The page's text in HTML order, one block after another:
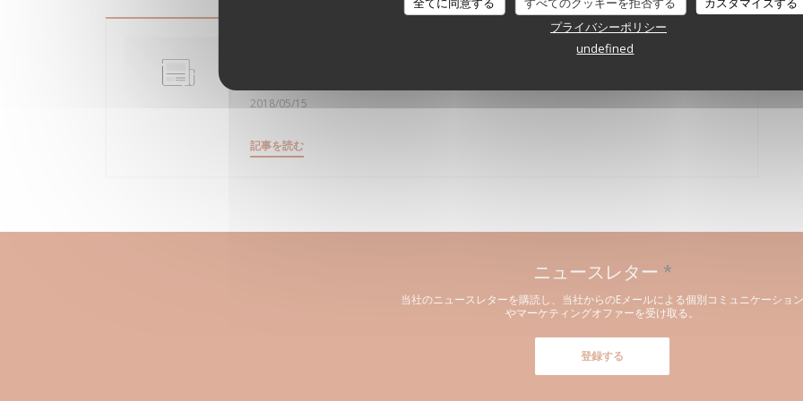
プライバシーポリシー
undefined
Clichy-sous-Bois : après l’école Thierry Marx, le
2018/05/15
記事を読む((新しいウィンドウで開きます))
ニュースレター *
当社のニュースレターを購読し、当社からのEメールによる個別コミュニケーション
やマーケティングオファーを受け取る。
登録する